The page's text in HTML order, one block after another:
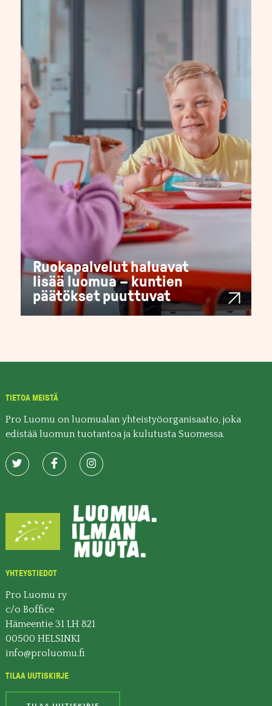
Ruokapalvelut haluavat
lisää luomua – kuntien
päätökset puuttuvat
TIETOA MEISTÄ
Pro Luomu on luomualan yhteistyöorganisaatio, joka
edistää luomun tuotantoa ja kulutusta Suomessa.
YHTEYSTIEDOT
Pro Luomu ry
c/o Boffice
Hämeentie 31 LH 821
00500 HELSINKI
info@proluomu.fi
TILAA UUTISKIRJE